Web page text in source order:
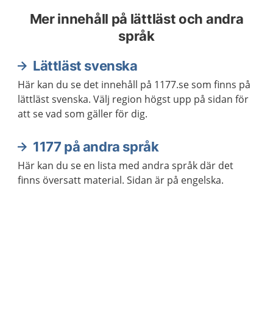
Mer innehåll på lättläst och andra
språk
Lättläst svenska
Här kan du se det innehåll på 1177.se som finns på
lättläst svenska. Välj region högst upp på sidan för
att se vad som gäller för dig.
1177 på andra språk
Här kan du se en lista med andra språk där det
finns översatt material. Sidan är på engelska.